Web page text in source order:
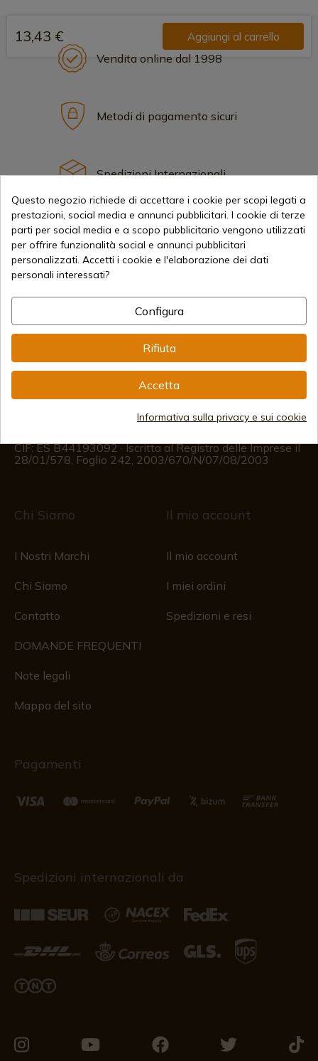
13,43 € Aggiungi al carrello
Vendita online dal 1998
Metodi di pagamento sicuri
Spedizioni Internazionali
Informazione
info@aceros-de-hispania.com
(+34)676 850 364
Informazioni per il cliente
Dal lunedì al venerdì dalle 09:00 alle 15:00
CIF: ES B44193092 · Iscritta al Registro delle Imprese il
28/01/578, Foglio 242, 2003/670/N/07/08/2003
Chi Siamo
I Nostri Marchi
Chi Siamo
Contatto
DOMANDE FREQUENTI
Note legali
Mappa del sito
Il mio account
Il mio account
I miei ordini
Spedizioni e resi
Pagamenti
Spedizioni internazionali da
Questo negozio richiede di accettare i cookie per scopi legati a
prestazioni, social media e annunci pubblicitari. I cookie di terze
parti per social media e a scopo pubblicitario vengono utilizzati
per offrire funzionalità social e annunci pubblicitari
personalizzati. Accetti i cookie e l'elaborazione dei dati
personali interessati?
Configura
Rifiuta
Accetta
Informativa sulla privacy e sui cookie